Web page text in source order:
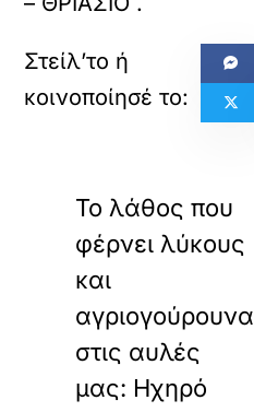
Το λάθος που
φέρνει λύκους
και
αγριογούρουνα
στις αυλές
μας: Ηχηρό